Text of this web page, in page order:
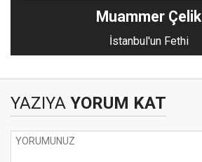
Muammer Çelik
İstanbul'un Fethi
YAZIYA YORUM KAT